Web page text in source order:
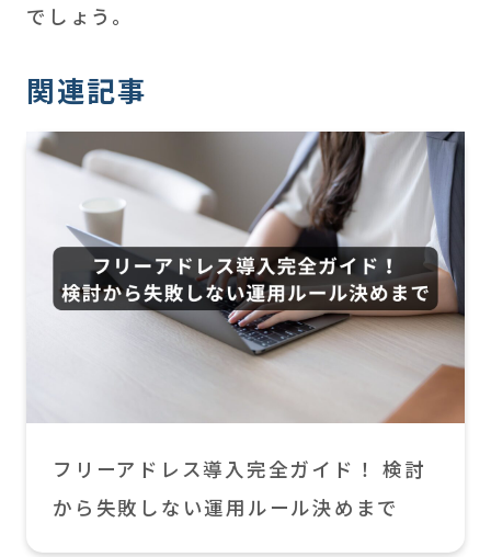
でしょう。
関連記事
フリーアドレス導入完全ガイド！ 検討
から失敗しない運用ルール決めまで